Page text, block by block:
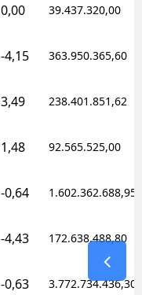
0,00 39.437.320,00
-4,15 363.950.365,60
3,49 238.401.851,62
1,48 92.565.525,00
-0,64 1.602.362.688,95
-4,43 172.638.488,80
-0,63 3.772.734.436,30